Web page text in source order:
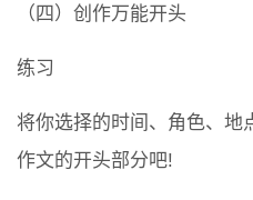
（四）创作万能开头
练习
将你选择的时间、角色、地
作文的开头部分吧!